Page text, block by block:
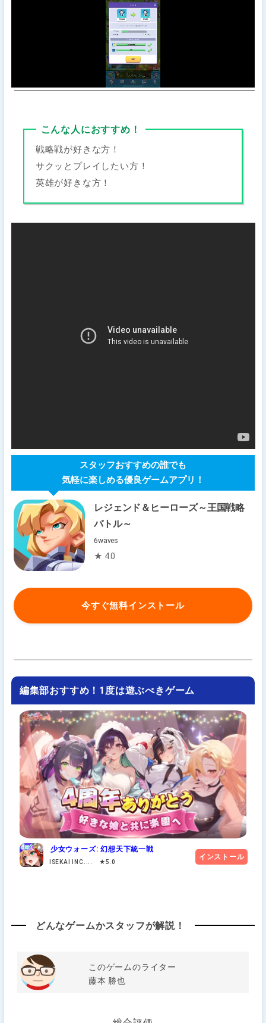
こんな人におすすめ！
戦略戦が好きな方！
サクッとプレイしたい方！
英雄が好きな方！
スタッフおすすめの誰でも
気軽に楽しめる優良ゲームアプリ！
レジェンド＆ヒーローズ～王国戦略
バトル～
6waves
★ 4.0
今すぐ無料インストール
編集部おすすめ！1度は遊ぶべきゲーム
少女ウォーズ: 幻想天下統一戦
ISEKAI INC.... ★5.0
インストール
どんなゲームかスタッフが解説！
このゲームのライター
藤本 勝也